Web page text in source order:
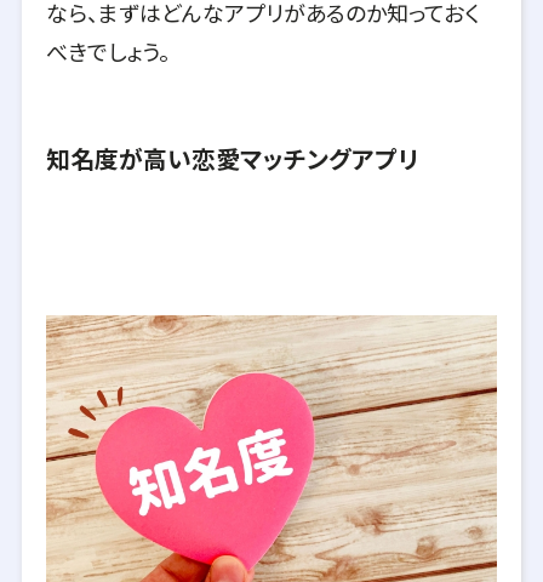
なら、まずはどんなアプリがあるのか知っておく
べきでしょう。
知名度が高い恋愛マッチングアプリ